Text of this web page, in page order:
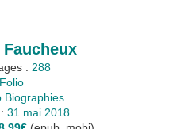
: 288
Folio
Biographies
31 mai 2018